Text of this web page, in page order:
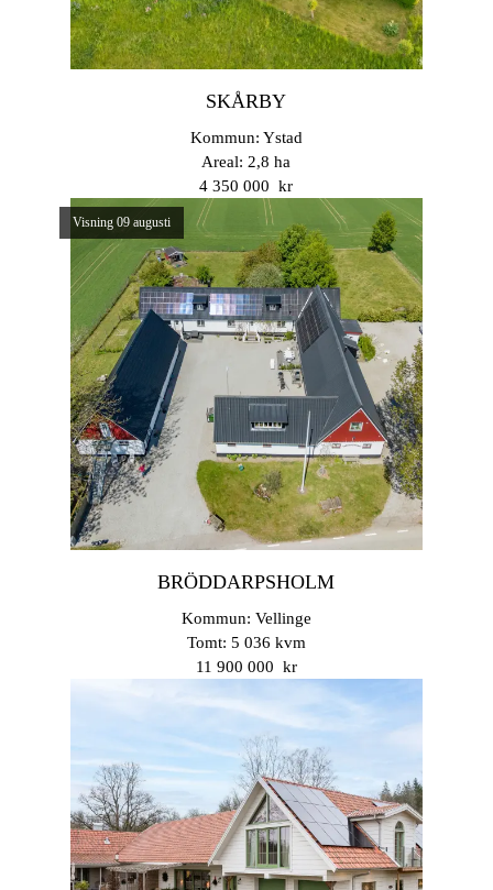
SKÅRBY
Kommun: Ystad
Areal: 2,8 ha
4 350 000 kr
Visning 09 augusti
BRÖDDARPSHOLM
Kommun: Vellinge
Tomt: 5 036 kvm
11 900 000 kr